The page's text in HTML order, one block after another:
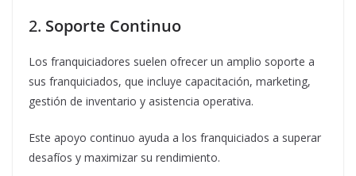
2. Soporte Continuo
Los franquiciadores suelen ofrecer un amplio soporte a
sus franquiciados, que incluye capacitación, marketing,
gestión de inventario y asistencia operativa.
Este apoyo continuo ayuda a los franquiciados a superar
desafíos y maximizar su rendimiento.